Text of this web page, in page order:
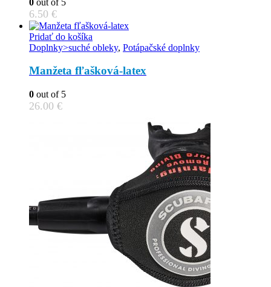
may
be
chosen
on
product
6.50 €
Pridať do košíka
Doplnky>suché obleky, Potápačské doplnky
Manžeta fľašková-latex
0 out of 5
26.00 €